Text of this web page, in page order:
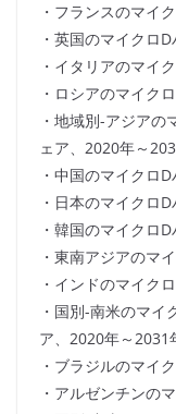
・フランスのマイ
・英国のマイクロ
・イタリアのマイ
・ロシアのマイク
・地域別-アジア
ェア、2020年～
・中国のマイクロ
・日本のマイクロ
・韓国のマイクロ
・東南アジアのマ
・インドのマイク
・国別-南米のマイ
ア、2020年～2031
・ブラジルのマイ
・アルゼンチンの